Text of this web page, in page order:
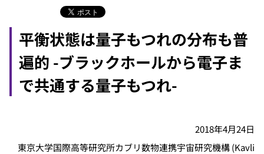
平衡状態は量子もつれの分布も普
遍的 -ブラックホールから電子ま
で共通する量子もつれ-
2018年4月24日
東京大学国際高等研究所カブリ数物連携宇宙研究機構 (Kavli